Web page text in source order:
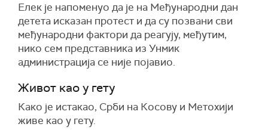
Елек је напоменуо да је на Међународни дан
детета исказан протест и да су позвани сви
међународни фактори да реагују, међутим,
нико сем представника из Унмик
администрација се није појавио.
Живот као у гету
Како је истакао, Срби на Косову и Метохији
живе као у гету.